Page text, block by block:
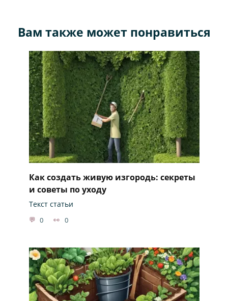
Вам также может понравиться
Как создать живую изгородь: секреты
и советы по уходу
Текст статьи
0 0